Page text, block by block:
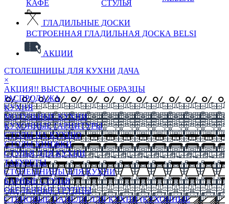
КАФЕ
СТУЛЬЯ
ГЛАДИЛЬНЫЕ ДОСКИ
ВСТРОЕННАЯ ГЛАДИЛЬНАЯ ДОСКА BELSI
АКЦИИ
СТОЛЕШНИЦЫ ДЛЯ КУХНИ ДАЧА
×
АКЦИЯ!! ВЫСТАВОЧНЫЕ ОБРАЗЦЫ
РАСПРОДАЖА
КУХНЯ
МОДУЛЬНЫЕ КУХНИ
КУХОННЫЕ ГАРНИТУРЫ
СТОЛЫ НА КУХНЮ
СТОЛЫ КНИЖКИ
СТУЛЬЯ ДЛЯ КУХНИ
ТАБУРЕТЫ
СТОЛЕШНИЦЫ ДЛЯ КУХНИ
БАРНЫЕ СТУЛЬЯ
ОБЕДЕННЫЕ ГРУППЫ
СТЕНОВЫЕ ПАНЕЛИ ДЛЯ КУХНИ (КУХОННЫЕ